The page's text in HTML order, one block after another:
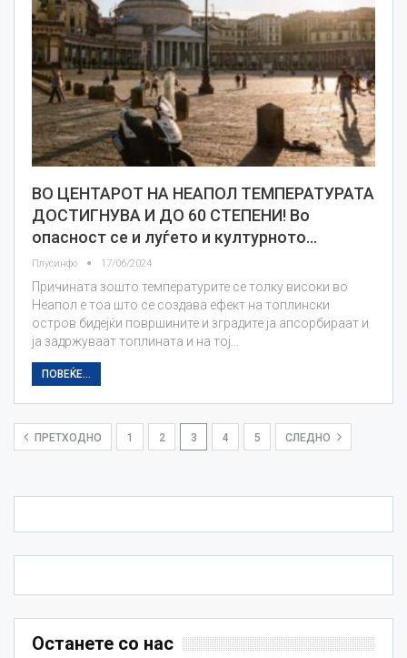
ВО ЦЕНТАРОТ НА НЕАПОЛ ТЕМПЕРАТУРАТА
ДОСТИГНУВА И ДО 60 СТЕПЕНИ! Во
опасност се и луѓето и културното…
Плусинфо 17/06/2024
Причината зошто температурите се толку високи во
Неапол е тоа што се создава ефект на топлински
остров бидејќи површините и зградите ја апсорбираат и
ја задржуваат топлината и на тој…
ПОВЕЌЕ...
ПРЕТХОДНО 1 2 3 4 5 СЛЕДНО
Останете со нас